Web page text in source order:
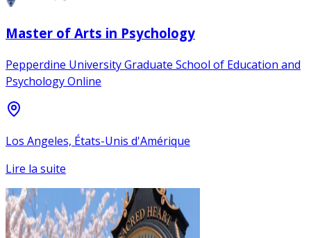
Master of Arts in Psychology
Pepperdine University Graduate School of Education and
Psychology Online
Los Angeles, États-Unis d'Amérique
Lire la suite